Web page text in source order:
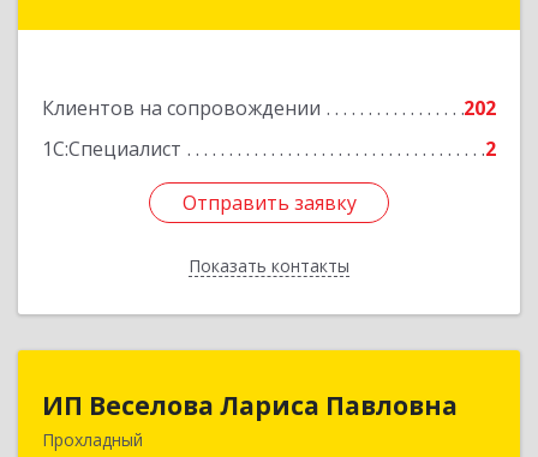
Клиентов на сопровождении
202
1С:Специалист
2
Отправить заявку
Показать контакты
Отправить заявку
Назад
ИП Веселова Лариса Павловна
Прохладный